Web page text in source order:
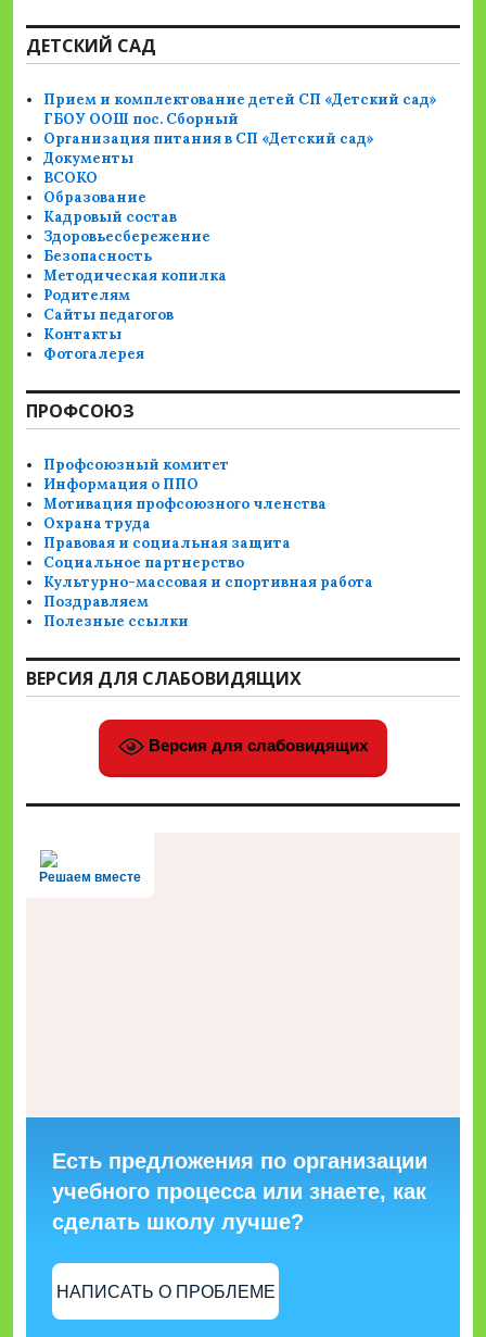
ДЕТСКИЙ САД
Прием и комплектование детей СП «Детский сад»
ГБОУ ООШ пос. Сборный
Организация питания в СП «Детский сад»
Документы
ВСОКО
Образование
Кадровый состав
Здоровьесбережение
Безопасность
Методическая копилка
Родителям
Сайты педагогов
Контакты
Фотогалерея
ПРОФСОЮЗ
Профсоюзный комитет
Информация о ППО
Мотивация профсоюзного членства
Охрана труда
Правовая и социальная защита
Социальное партнерство
Культурно-массовая и спортивная работа
Поздравляем
Полезные ссылки
ВЕРСИЯ ДЛЯ СЛАБОВИДЯЩИХ
Версия для слабовидящих
Решаем вместе
Есть предложения по организации
учебного процесса или знаете, как
сделать школу лучше?
НАПИСАТЬ О ПРОБЛЕМЕ